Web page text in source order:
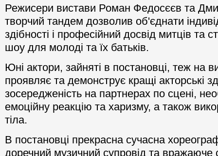
Режисери вистави Роман Федосєєв та
творчий тандем дозволив об'єднати
здібності і професійний досвід митців та
шоу для молоді та їх батьків.
Юні актори, зайняті в постановці, теж на
проявляє та демонструє кращi акторські
зосередженість на партнерах по сцені,
емоційну реакцію та харизму, а також
тіла.
В постановці прекрасна сучасна
доречний музичний супровід та вражаюче